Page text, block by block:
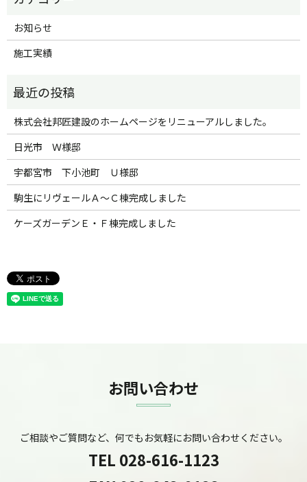
お知らせ
施工実績
株式会社邦匠建設のホームページをリニューアルしました。
日光市 Ｗ様邸
宇都宮市 下小池町 Ｕ様邸
駒生にリヴェールＡ～Ｃ棟完成しました
ケーズガーデンＥ・Ｆ棟完成しました
お問い合わせ
ご相談やご質問など、何でもお気軽にお問い合わせください。
TEL 028-616-1123